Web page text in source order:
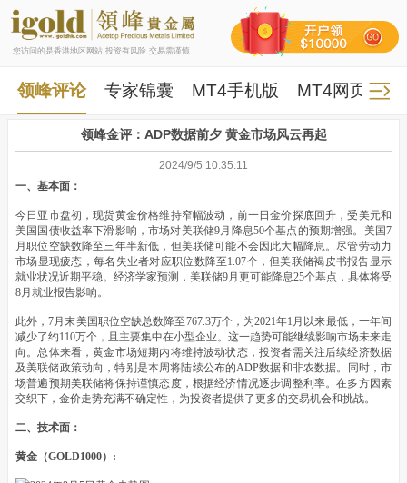
您访问的是香港地区网站 投资有风险 交易需谨慎
领峰评论 专家锦囊 MT4手机版 MT4网页版
领峰金评：ADP数据前夕 黄金市场风云再起
2024/9/5 10:35:11
一、基本面：
今日亚市盘初，现货黄金价格维持窄幅波动，前一日金价探底回升，受美元和
美国国债收益率下滑影响，市场对美联储9月降息50个基点的预期增强。美国7
月职位空缺数降至三年半新低，但美联储可能不会因此大幅降息。尽管劳动力
市场显现疲态，每名失业者对应职位数降至1.07个，但美联储褐皮书报告显示
就业状况近期平稳。经济学家预测，美联储9月更可能降息25个基点，具体将受
8月就业报告影响。
此外，7月末美国职位空缺总数降至767.3万个，为2021年1月以来最低，一年间
减少了约110万个，且主要集中在小型企业。这一趋势可能继续影响市场未来走
向。总体来看，黄金市场短期内将维持波动状态，投资者需关注后续经济数据
及美联储政策动向，特别是本周将陆续公布的ADP数据和非农数据。同时，市
场普遍预期美联储将保持谨慎态度，根据经济情况逐步调整利率。在多方因素
交织下，金价走势充满不确定性，为投资者提供了更多的交易机会和挑战。
二、技术面：
黄金（GOLD1000）: